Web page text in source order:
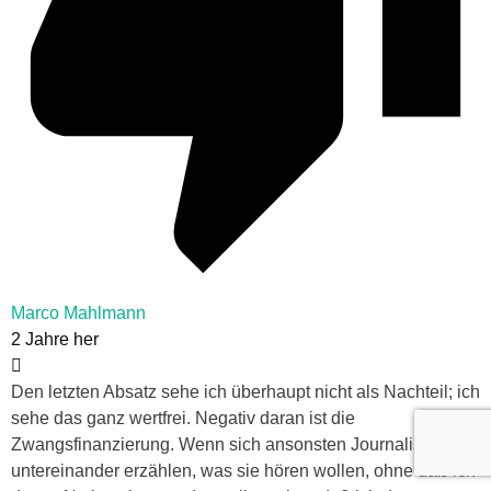
Marco Mahlmann
2 Jahre her
Den letzten Absatz sehe ich überhaupt nicht als Nachteil; ich
sehe das ganz wertfrei. Negativ daran ist die
Zwangsfinanzierung. Wenn sich ansonsten Journalisten
untereinander erzählen, was sie hören wollen, ohne daß ich